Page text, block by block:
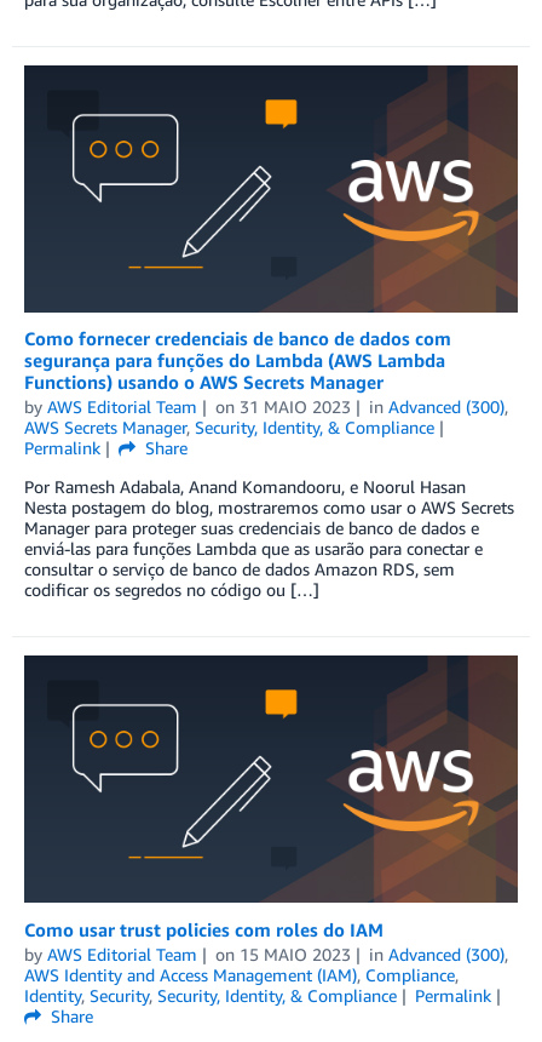
Como fornecer credenciais de banco de dados com
segurança para funções do Lambda (AWS Lambda
Functions) usando o AWS Secrets Manager
by AWS Editorial Team on 31 MAIO 2023 in Advanced (300),
AWS Secrets Manager, Security, Identity, & Compliance
Permalink
Share
Por Ramesh Adabala, Anand Komandooru, e Noorul Hasan
Nesta postagem do blog, mostraremos como usar o AWS Secrets
Manager para proteger suas credenciais de banco de dados e
enviá-las para funções Lambda que as usarão para conectar e
consultar o serviço de banco de dados Amazon RDS, sem
codificar os segredos no código ou […]
Como usar trust policies com roles do IAM
by AWS Editorial Team on 15 MAIO 2023 in Advanced (300),
AWS Identity and Access Management (IAM), Compliance,
Identity, Security, Security, Identity, & Compliance
Permalink
Share